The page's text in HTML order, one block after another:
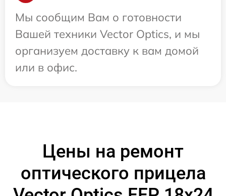
Мы сообщим Вам о готовности
Вашей техники Vector Optics, и мы
организуем доставку к вам домой
или в офис.
Цены на ремонт
оптического прицела